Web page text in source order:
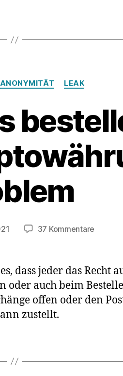
Kategorien
ANONYMITÄT LEAK
37 Kommentare
Mit
dass jeder das Recht
oder auch beim
offen oder den
zustellt.